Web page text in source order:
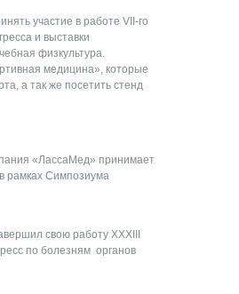
участие в работе VII-го
и выставки
физкультура.
медицина», которые
а так же посетить стенд
«ЛассаМед» принимает
рамках Симпозиума
свою работу XXXIII
по болезням органов